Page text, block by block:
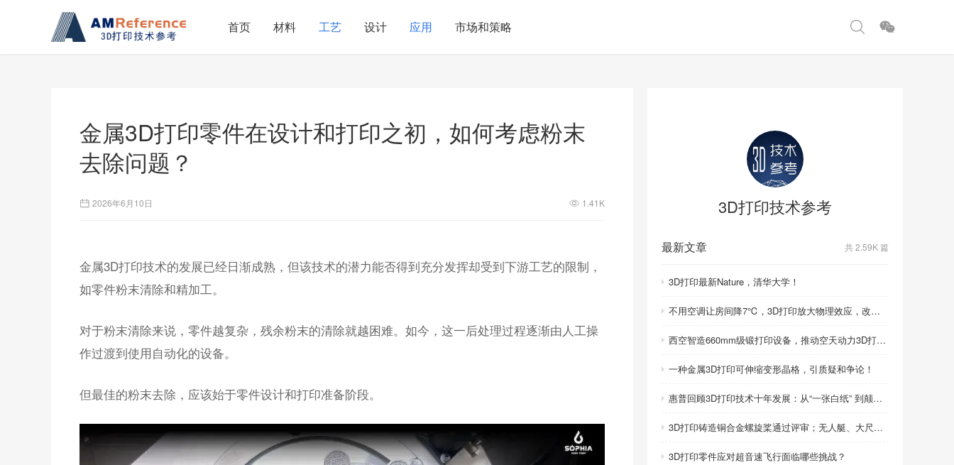
首页 材料 工艺 设计 应用 市场和策略
金属3D打印零件在设计和打印之初，如何考虑粉末
去除问题？
2026年6月10日 1.41K
金属3D打印技术的发展已经日渐成熟，但该技术的潜力能否得到充分发挥却受到下游工艺的限制，
如零件粉末清除和精加工。
对于粉末清除来说，零件越复杂，残余粉末的清除就越困难。如今，这一后处理过程逐渐由人工操
作过渡到使用自动化的设备。
但最佳的粉末去除，应该始于零件设计和打印准备阶段。
3D打印技术参考
最新文章 共 2.59K 篇
3D打印最新Nature，清华大学！
不用空调让房间降7℃，3D打印放大物理效应，改写制冷模式
西空智造660mm级锻打印设备，推动空天动力3D打印智造升级
一种金属3D打印可伸缩变形晶格，引质疑和争论！
惠普回顾3D打印技术十年发展：从“一张白纸” 到颠覆性创新
3D打印铸造铜合金螺旋桨通过评审；无人艇、大尺寸热交换器3D打印；人民网报道两家3D打印企业
3D打印零件应对超音速飞行面临哪些挑战？